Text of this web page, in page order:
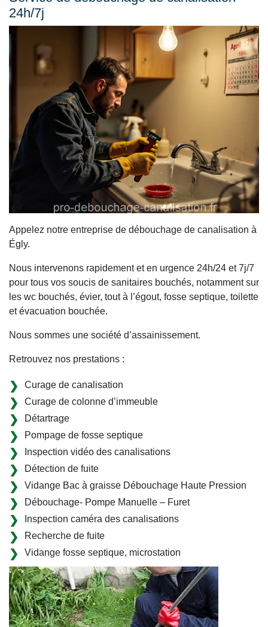
24h/7j
Appelez notre entreprise de débouchage de canalisation à
Égly.
Nous intervenons rapidement et en urgence 24h/24 et 7j/7
pour tous vos soucis de sanitaires bouchés, notamment sur
les wc bouchés, évier, tout à l’égout, fosse septique, toilette
et évacuation bouchée.
Nous sommes une société d’assainissement.
Retrouvez nos prestations :
Curage de canalisation
Curage de colonne d’immeuble
Détartrage
Pompage de fosse septique
Inspection vidéo des canalisations
Détection de fuite
Vidange Bac à graisse Débouchage Haute Pression
Débouchage- Pompe Manuelle – Furet
Inspection caméra des canalisations
Recherche de fuite
Vidange fosse septique, microstation